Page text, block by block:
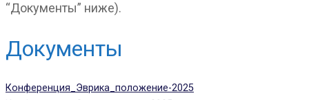
“Документы” ниже).
Документы
Конференция_Эврика_положение-2025